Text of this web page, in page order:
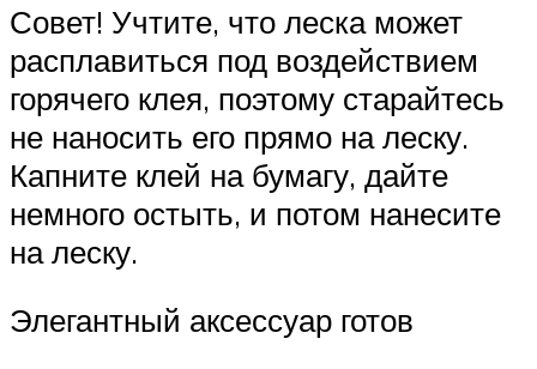
Совет! Учтите, что леска может
расплавиться под воздействием
горячего клея, поэтому старайтесь
не наносить его прямо на леску.
Капните клей на бумагу, дайте
немного остыть, и потом нанесите
на леску.
Элегантный аксессуар готов